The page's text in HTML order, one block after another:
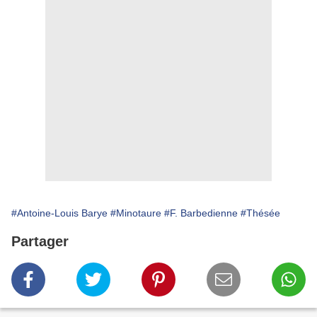
#Antoine-Louis Barye #Minotaure #F. Barbedienne #Thésée
Partager